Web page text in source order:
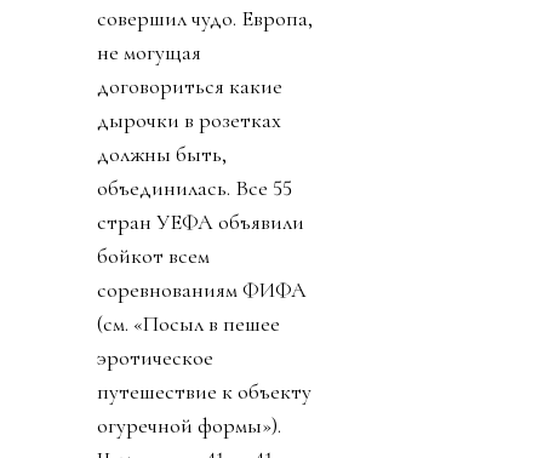
диктатор, в лучших
традициях маньяка-
потрошителя вышел с
видео, объясняя, что его
план не продажа и что
всем очень хорошо от
этого будет. И тут
свершилось. Лысый
коррупционер
совершил чудо. Европа,
не могущая
договориться какие
дырочки в розетках